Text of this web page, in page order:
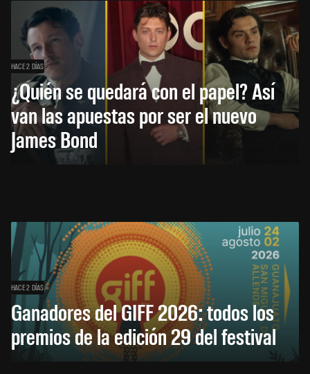
HACE 2 DÍAS
¿Quién se quedará con el papel? Así
van las apuestas por ser el nuevo
James Bond
HACE 2 DÍAS
Ganadores del GIFF 2026: todos los
premios de la edición 29 del festival